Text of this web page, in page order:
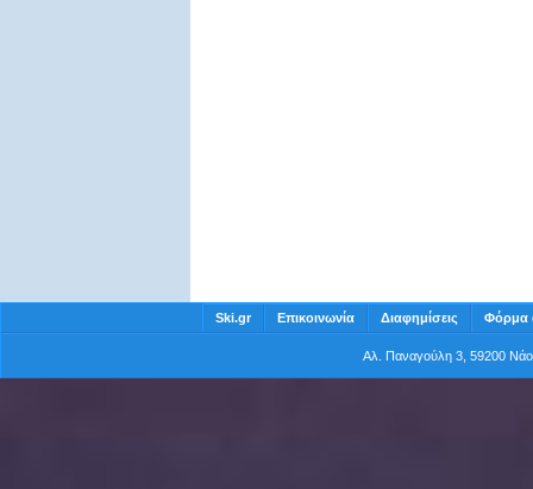
Ski.gr Επικοινωνία Διαφημίσεις Φόρμα
Αλ. Παναγούλη 3, 59200